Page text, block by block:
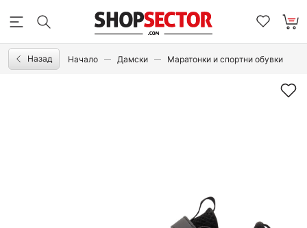
Назад Начало Дамски Маратонки и спортни обувки